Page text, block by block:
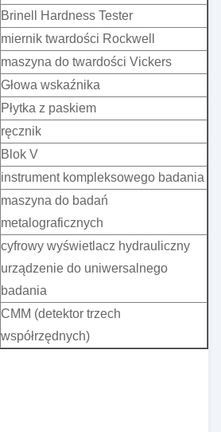
Brinell Hardness Tester
miernik twardości Rockwell
maszyna do twardości Vickers
Głowa wskaźnika
Płytka z paskiem
ręcznik
Blok V
instrument kompleksowego badania
maszyna do badań
metalograficznych
cyfrowy wyświetlacz hydrauliczny
urządzenie do uniwersalnego
badania
CMM (detektor trzech
współrzędnych)